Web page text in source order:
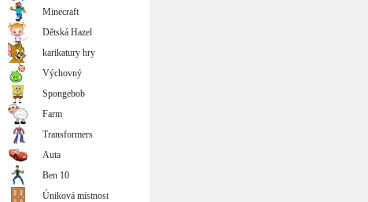
Minecraft
Dětská Hazel
karikatury hry
Výchovný
Spongebob
Farm
Transformers
Auta
Ben 10
Úniková místnost